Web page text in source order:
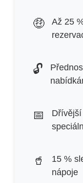
🤑
Až 25
🔓
📅
🥤
15 %
nápoje